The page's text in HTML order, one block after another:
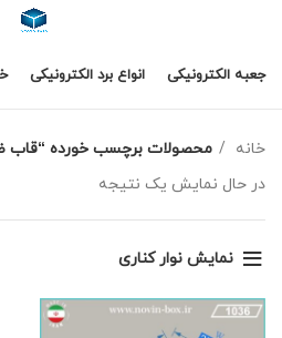
جعبه الکترونیکی انواع برد الکترونیکی
خانه
محصولات برچسب خورده “قاب ضد
در حال نمایش یک نتیجه
نمایش نوار کناری